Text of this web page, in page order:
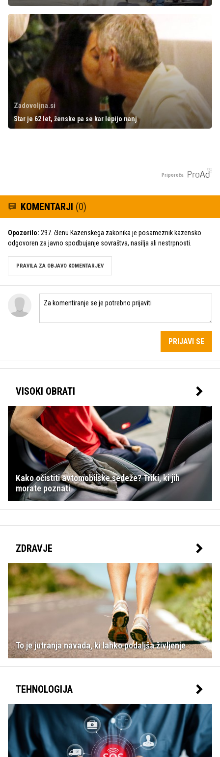
Zadovoljna.si
Star je 62 let, ženske pa se kar lepijo nanj
Priporoča
KOMENTARJI (0)
Opozorilo: 297. členu Kazenskega zakonika je posameznik kazensko
odgovoren za javno spodbujanje sovraštva, nasilja ali nestrpnosti.
PRAVILA ZA OBJAVO KOMENTARJEV
PRIJAVI SE
VISOKI OBRATI
Kako očistiti avtomobilske sedeže? Triki, ki jih
morate poznati
ZDRAVJE
To je jutranja navada, ki lahko podaljša življenje
TEHNOLOGIJA